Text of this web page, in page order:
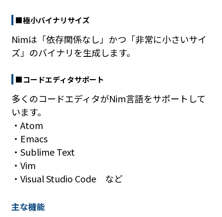
■極小バイナリサイズ
Nimは「依存関係なし」かつ「非常に小さいサイ
ズ」のバイナリを生成します。
■コードエディタサポート
多くのコードエディタがNim言語をサポートして
います。
・Atom
・Emacs
・Sublime Text
・Vim
・Visual Studio Code など
主な機能